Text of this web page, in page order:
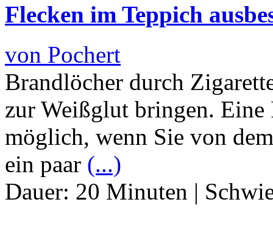
Flecken im Teppich
von Pochert
Brandlöcher durch
zur Weißglut bringen. Eine
möglich, wenn Sie von
ein paar (...)
Dauer: 20 Minuten |